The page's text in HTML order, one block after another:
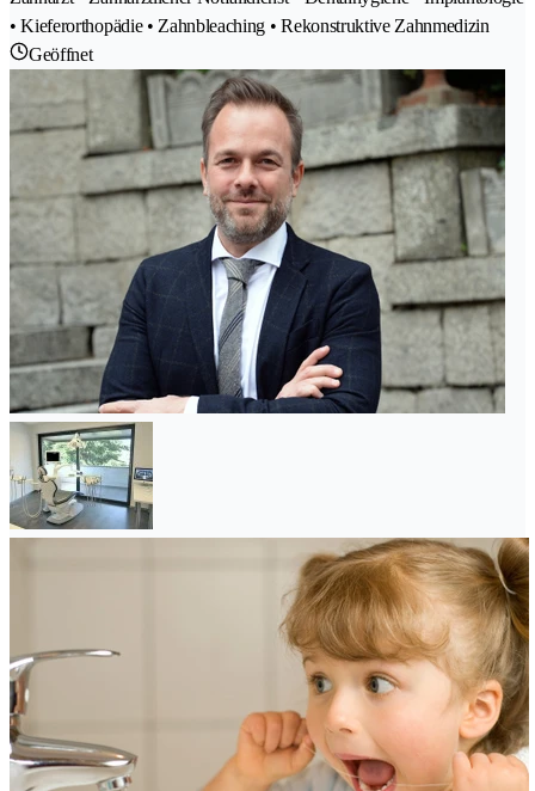
• Kieferorthopädie • Zahnbleaching • Rekonstruktive Zahnmedizin
Geöffnet